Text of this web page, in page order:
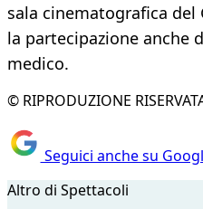
sala cinematografica
la partecipazione anche
medico.
© RIPRODUZIONE
Seguici anche su
Altro di Spettacoli